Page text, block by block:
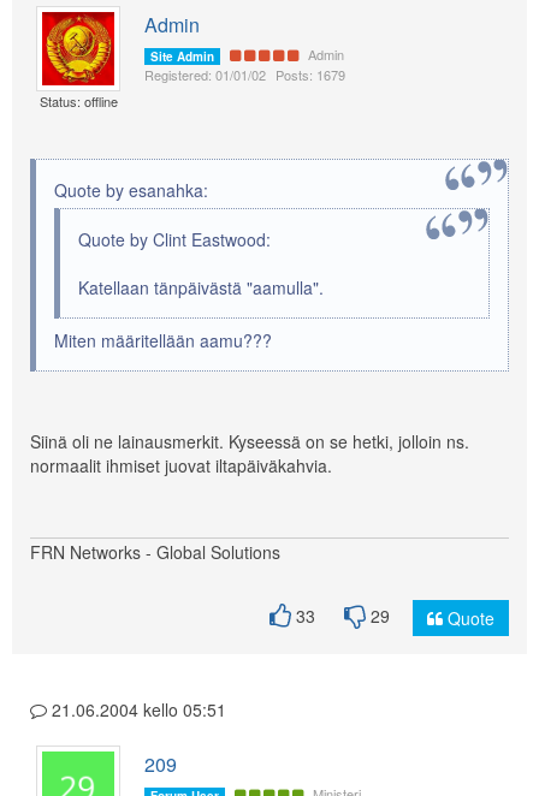
Status: offline
Admin
Site Admin
Admin
Registered: 01/01/02 Posts: 1679
Quote by esanahka:
Quote by Clint Eastwood:
Katellaan tänpäivästä "aamulla".
Miten määritellään aamu???
Siinä oli ne lainausmerkit. Kyseessä on se hetki, jolloin ns.
normaalit ihmiset juovat iltapäiväkahvia.
FRN Networks - Global Solutions
33 29 Quote
21.06.2004 kello 05:51
209